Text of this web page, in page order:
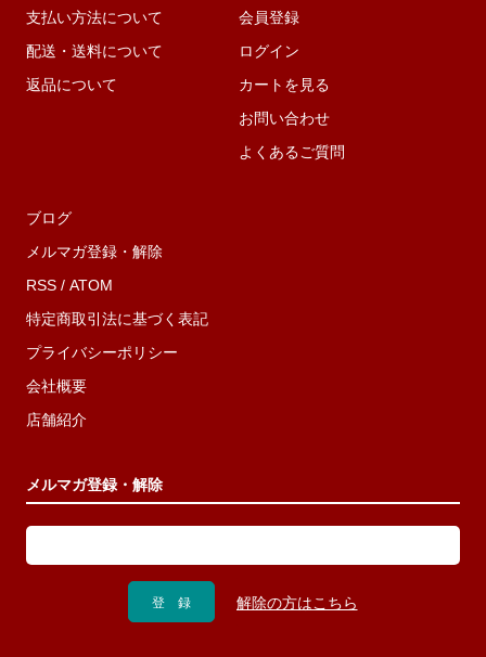
支払い方法について
配送・送料について
返品について
会員登録
ログイン
カートを見る
お問い合わせ
よくあるご質問
ブログ
メルマガ登録・解除
RSS /ATOM
特定商取引法に基づく表記
プライバシーポリシー
会社概要
店舗紹介
メルマガ登録・解除